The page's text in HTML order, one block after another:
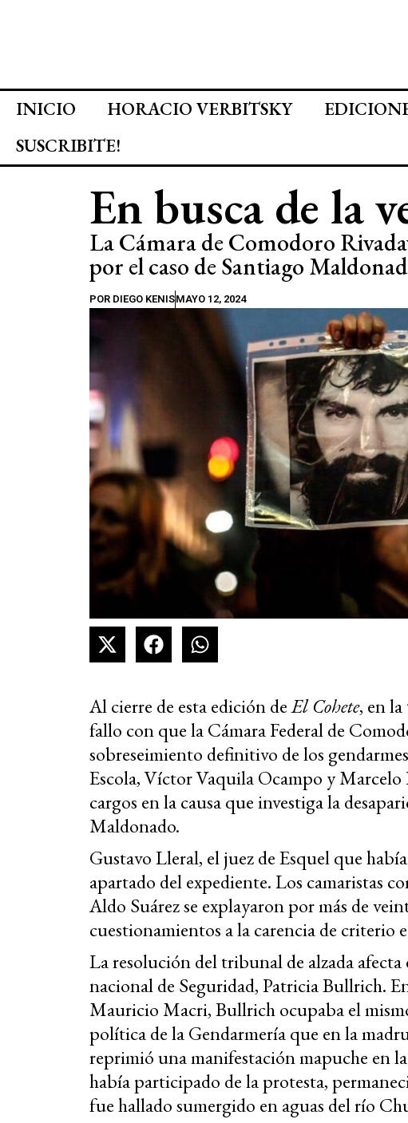
INICIO HORACIO VERBITSKY
SUSCRIBITE!
En busca de la
La Cámara de Comodoro
por el caso de Santiago
POR DIEGO KENISMAYO 12, 2024
Al cierre de esta edición deEl Cohete, en
fallo con que la Cámara Federal de
sobreseimiento definitivo de los
Escola, Víctor Vaquila Ocampo y Marcelo
cargos en la causa que investiga la
Maldonado.
Gustavo Lleral, el juez de Esquel que
apartado del expediente. Los camaristas
Aldo Suárez se explayaron por más de
cuestionamientos a la carencia de criterio
La resolución del tribunal de alzada
nacional de Seguridad, Patricia Bullrich.
Mauricio Macri, Bullrich ocupaba el
política de la Gendarmería que en la
reprimió una manifestación mapuche en
había participado de la protesta,
fue hallado sumergido en aguas del río